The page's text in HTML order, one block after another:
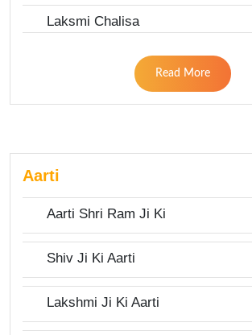
Laksmi Chalisa
Read More
Aarti
Aarti Shri Ram Ji Ki
Shiv Ji Ki Aarti
Lakshmi Ji Ki Aarti